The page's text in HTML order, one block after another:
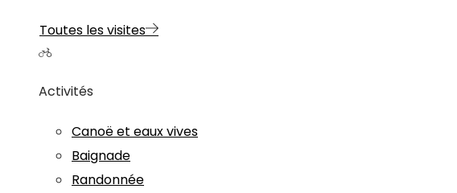
Toutes les visites
Activités
Canoë et eaux vives
Baignade
Randonnée